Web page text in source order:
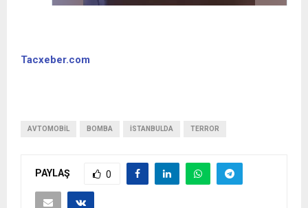
Tacxeber.com
AVTOMOBIL BOMBA İSTANBULDA TERROR
PAYLAŞ 0